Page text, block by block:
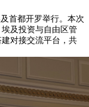
首都开罗举行。本次
及投资与自由区管
对接交流平台，共